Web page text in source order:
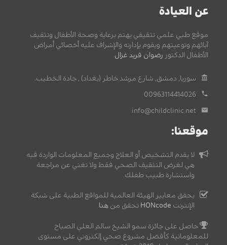
عن العيادة
موقع طبي علمي تثقيفي يهتم برعاية وصحة الأطفال وتثقيف
آبائهم وتوعيتهم ويقوم بإدارته والإشراف عليه أخصائي أمراض
الأطفال الدكتور رضوان فريد غزال.
سوريا, دمشق, شارع مرشد خاطر (بغداد) , جادة الخطيب.
00963114414026
info@childclinic.net
موقعنا:
لا يقدم التشخيص أو العلاج وجميع المعلومات الواردة فيه
هي لغرض التثقيف الصحي فقط ولا تغني عن مراجعة
واستشارة طبيب طفلك.
يحقق معايير الهيئة العالمية للمواقع الطبية على شبكة
الإنترنت HONcode تحقق من هنا
حاصل على جائزة سمو الشيخ سالم العلي الصباح
للمعلوماتية كأفضل مشروع صحي إلكتروني على مستوى